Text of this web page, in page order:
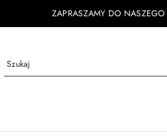
ZAPRASZAMY DO NASZEGO